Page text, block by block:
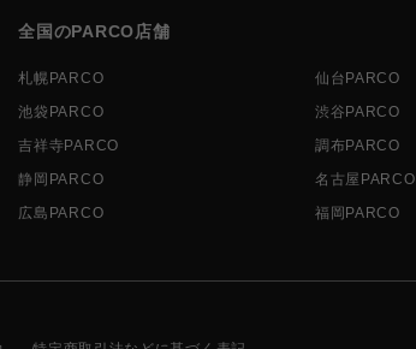
全国のPARCO店舗
札幌PARCO 仙台PARCO
池袋PARCO
渋谷PARCO
吉祥寺PARCO
調布PARCO
静岡PARCO
名古屋PARCO
広島PARCO
福岡PARCO